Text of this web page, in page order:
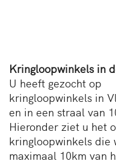
Kringloopwinkels in
U heeft gezocht op
kringloopwinkels in
en in een straal van
Hieronder ziet u het
kringloopwinkels die
maximaal 10km van